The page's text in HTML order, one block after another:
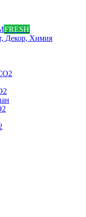
FRESH
Декор, Химия